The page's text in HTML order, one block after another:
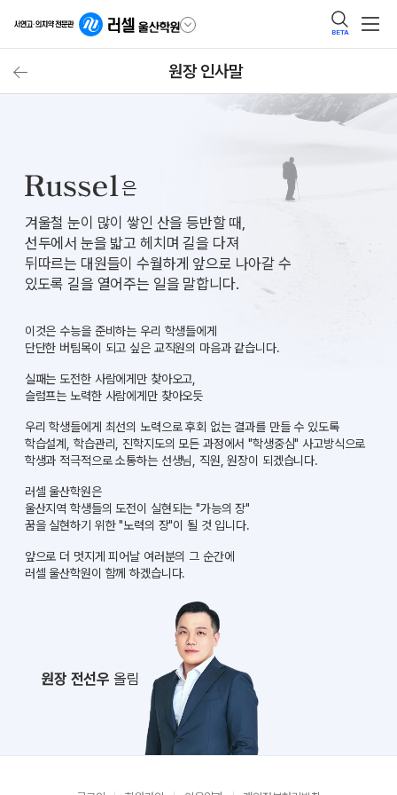
BETA
원장 인사말
은
겨울철 눈이 많이 쌓인 산을 등반할 때,
선두에서 눈을 밟고 헤치며 길을 다져
뒤따르는 대원들이 수월하게 앞으로 나아갈 수
있도록 길을 열어주는 일을 말합니다.
이것은 수능을 준비하는 우리 학생들에게
단단한 버팀목이 되고 싶은 교직원의 마음과 같습니다.
실패는 도전한 사람에게만 찾아오고,
슬럼프는 노력한 사람에게만 찾아오듯
우리 학생들에게 최선의 노력으로 후회 없는 결과를 만들 수 있도록
학습설계, 학습관리, 진학지도의 모든 과정에서 "학생중심" 사고방식으로
학생과 적극적으로 소통하는 선생님, 직원, 원장이 되겠습니다.
러셀 울산학원은
울산지역 학생들의 도전이 실현되는 "가능의 장"
꿈을 실현하기 위한 "노력의 장"이 될 것 입니다.
앞으로 더 멋지게 피어날 여러분의 그 순간에
러셀 울산학원이 함께 하겠습니다.
원장 전선우 올림